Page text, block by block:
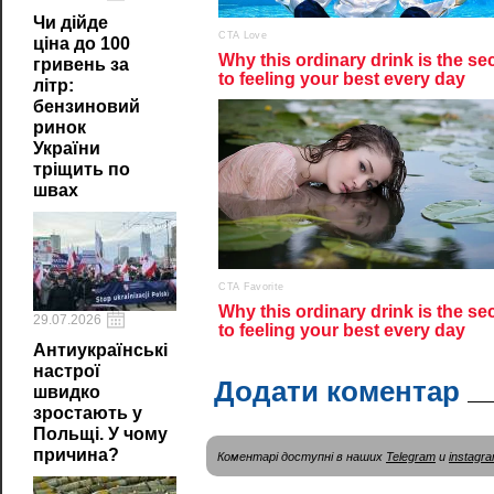
Чи дійде
ціна до 100
гривень за
літр:
бензиновий
ринок
України
тріщить по
швах
29.07.2026
Антиукраїнські
настрої
швидко
зростають у
Польщі. У чому
причина?
Додати коментар
Коментарі доступні в наших Telegram и